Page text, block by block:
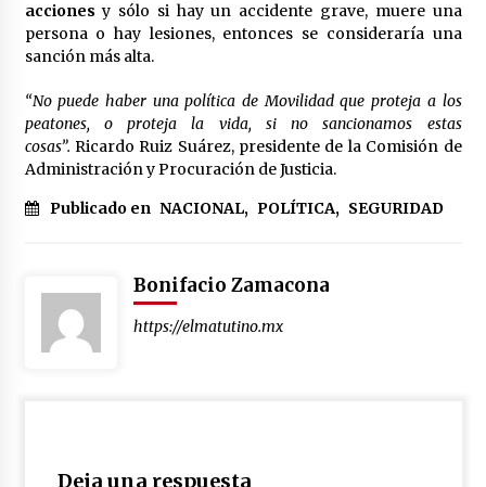
acciones y sólo si hay un accidente grave, muere una
persona o hay lesiones, entonces se consideraría una
sanción más alta.
“No puede haber una política de Movilidad que proteja a los
peatones, o proteja la vida, si no sancionamos estas
cosas”. Ricardo Ruiz Suárez, presidente de la Comisión de
Administración y Procuración de Justicia.
Publicado en NACIONAL, POLÍTICA, SEGURIDAD
Bonifacio Zamacona
https://elmatutino.mx
Deja una respuesta